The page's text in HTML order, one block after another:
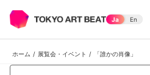
Ja En
ホーム / 展覧会・イベント / 「誰かの肖像」